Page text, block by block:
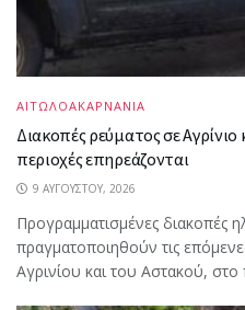
ΑΙΤΩΛΟΑΚΑΡΝΑΝΙΑ
Διακοπές ρεύματος σε
περιοχές επηρεάζονται
9 ΑΥΓΟΎΣΤΟΥ, 2026
Προγραμματισμένες διακοπές
πραγματοποιηθούν τις
Αγρινίου και του Αστακού, στο